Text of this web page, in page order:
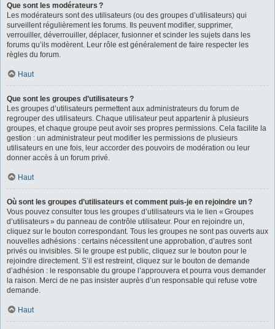
Que sont les modérateurs ?
Les modérateurs sont des utilisateurs (ou des groupes d’utilisateurs) qui
surveillent régulièrement les forums. Ils peuvent modifier, supprimer,
verrouiller, déverrouiller, déplacer, fusionner et scinder les sujets dans les
forums qu’ils modèrent. Leur rôle est généralement de faire respecter les
règles du forum.
Haut
Que sont les groupes d’utilisateurs ?
Les groupes d’utilisateurs permettent aux administrateurs du forum de
regrouper des utilisateurs. Chaque utilisateur peut appartenir à plusieurs
groupes, et chaque groupe peut avoir ses propres permissions. Cela facilite la
gestion : un administrateur peut modifier les permissions de plusieurs
utilisateurs en une fois, leur accorder des pouvoirs de modération ou leur
donner accès à un forum privé.
Haut
Où sont les groupes d’utilisateurs et comment puis-je en rejoindre un ?
Vous pouvez consulter tous les groupes d’utilisateurs via le lien « Groupes
d’utilisateurs » du panneau de contrôle utilisateur. Pour en rejoindre un,
cliquez sur le bouton correspondant. Tous les groupes ne sont pas ouverts aux
nouvelles adhésions : certains nécessitent une approbation, d’autres sont
privés ou invisibles. Si le groupe est public, cliquez sur le bouton pour le
rejoindre directement. S’il est restreint, cliquez sur le bouton de demande
d’adhésion : le responsable du groupe l’approuvera et pourra vous demander
la raison. Merci de ne pas insister auprès d’un responsable qui refuse votre
demande.
Haut